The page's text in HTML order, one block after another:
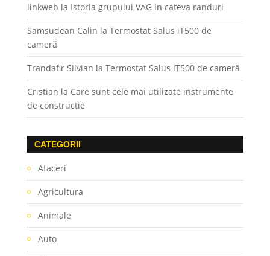
linkweb la Istoria grupului VAG in cateva randuri
Samsudean Calin la Termostat Salus iT500 de
cameră
Trandafir Silvian la Termostat Salus iT500 de cameră
Cristian la Care sunt cele mai utilizate instrumente
de constructie
CATEGORII
Afaceri
Agricultura
Animale
Auto